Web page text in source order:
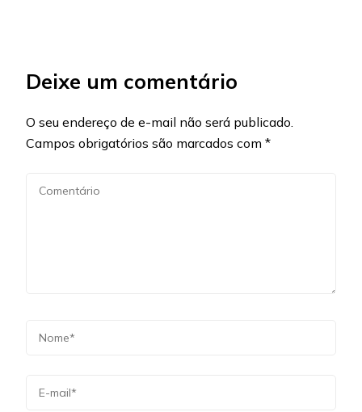
Deixe um comentário
O seu endereço de e-mail não será publicado.
Campos obrigatórios são marcados com *